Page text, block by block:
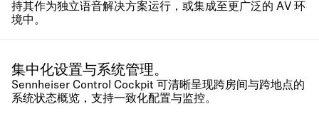
持其作为独立语音解决方案运行，或集成至更广泛的 AV 环
境中。
集中化设置与系统管理。
Sennheiser Control Cockpit 可清晰呈现跨房间与跨地点的
系统状态概览，支持一致化配置与监控。